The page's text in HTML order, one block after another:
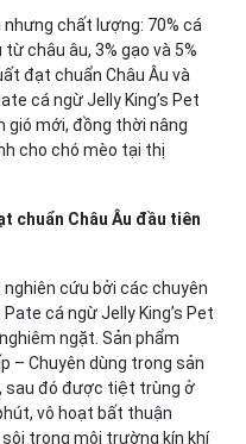
chất lượng: 70% cá
châu âu, 3% gạo và 5%
đạt chuẩn Châu Âu và
cá ngừ Jelly King’s Pet
gió mới, đồng thời nâng
cho chó mèo tại thị
chuẩn Châu Âu đầu tiên
cứu bởi các chuyên
cá ngừ Jelly King’s Pet
ngặt. Sản phẩm
– Chuyên dùng trong sản
sau đó được tiệt trùng ở
vô hoạt bất thuận
trong môi trường kín khí